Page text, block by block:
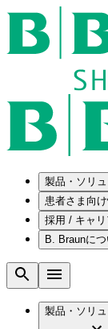
製品・ソリ
ソリ
患者さま向
採用 / キャリ
B. Braunに
製品・ソリ